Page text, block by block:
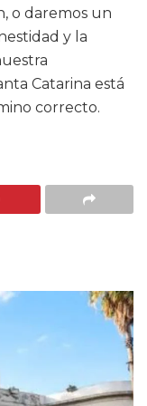
o daremos un
y la
Catarina está
correcto.